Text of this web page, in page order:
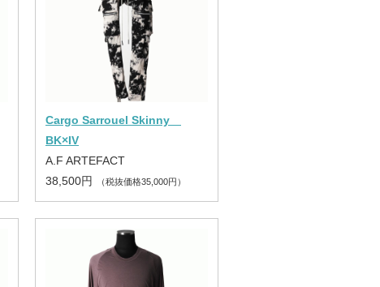
Cargo Sarrouel Skinny
BK×IV
A.F ARTEFACT
38,500円
（税抜価格35,000円）